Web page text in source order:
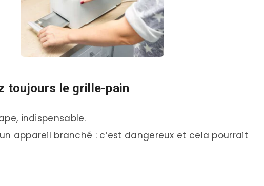
toujours le grille-pain
indispensable.
appareil branché : c’est dangereux et cela pourrait